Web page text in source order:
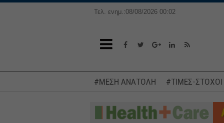
Τελ. ενημ.:08/08/2026 00:02
#ΜΕΣΗ ΑΝΑΤΟΛΗ #ΤΙΜΕΣ-